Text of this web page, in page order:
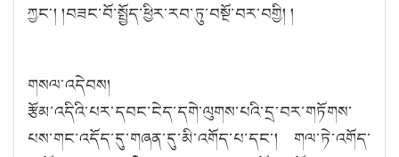
ཀྱང༌། །བཟང་བོ་སྤྱོད་ཕྱིར་རབ་ཏུ་བསྔོ་བར་བགྱི། །
གསལ་འདེབས།
རྩོམ་འདིའི་པར་དབང་ངེད་དགེ་ལུགས་པའི་དྲ་བར་གཏོགས་
པས་གང་འདོད་དུ་གཞན་དུ་མི་འགོད་པ་དང་། གལ་ཏེ་འགོད་